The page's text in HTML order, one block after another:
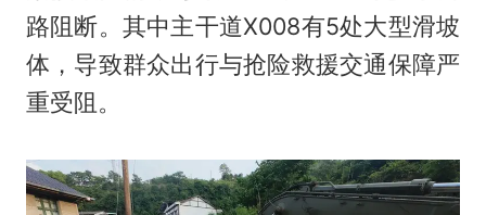
路阻断。其中主干道X008有5处大型滑坡
体，导致群众出行与抢险救援交通保障严
重受阻。